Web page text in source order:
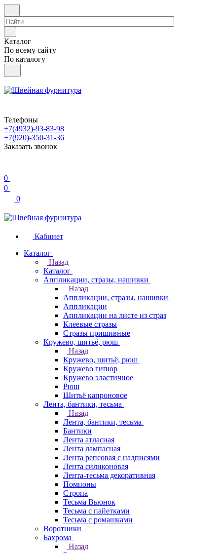
Каталог
По всему сайту
По каталогу
Телефоны
+7(4932)-93-83-98
+7(920)-350-31-36
Заказать звонок
0
0
0
Кабинет
Каталог
Назад
Каталог
Аппликации, стразы, нашивки
Назад
Аппликации, стразы, нашивки
Аппликации
Аппликации на листе из страз
Клеевые стразы
Стразы пришивные
Кружево, шитьё, рюш
Назад
Кружево, шитьё, рюш
Кружево гипюр
Кружево эластичное
Рюш
Шитьё капроновое
Лента, бантики, тесьма
Назад
Лента, бантики, тесьма
Бантики
Лента атласная
Лента лампасная
Лента репсовая с надписями
Лента силиконовая
Лента-тесьма декоративная
Помпоны
Стропа
Тесьма Вьюнок
Тесьма с пайетками
Тесьма с ромашками
Воротники
Бахрома
Назад